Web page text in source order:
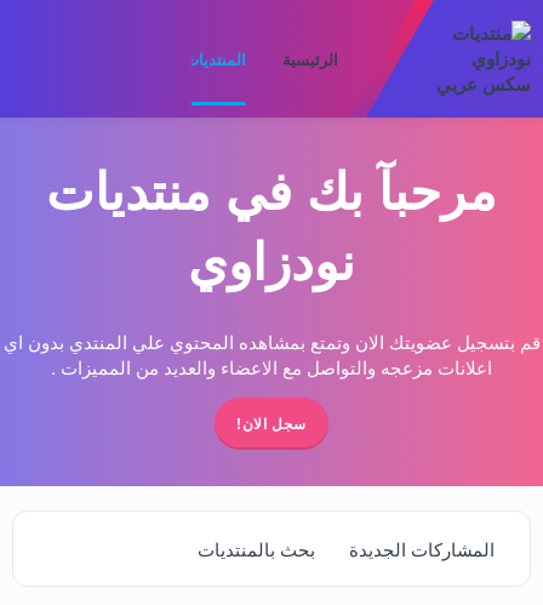
الرئيسية المنتديات
مرحبآ بك في منتديات
نودزاوي
قم بتسجيل عضويتك الان وتمتع بمشاهده المحتوي علي المنتدي بدون اي
اعلانات مزعجه والتواصل مع الاعضاء والعديد من المميزات .
سجل الان!
المشاركات الجديدة بحث بالمنتديات